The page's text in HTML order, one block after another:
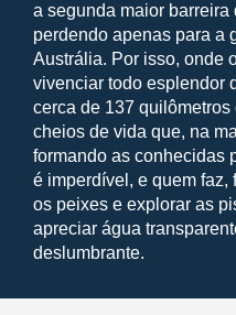
a segunda maior barreira
perdendo apenas para a
Austrália. Por isso, onde
vivenciar todo esplendor
cerca de 137
cheios de vida que, na
formando as conhecidas
é imperdível, e quem faz,
os peixes e explorar as
apreciar água
deslumbrante.